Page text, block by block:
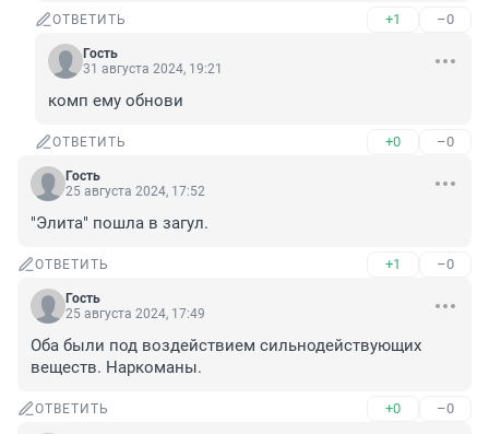
ОТВЕТИТЬ +1 –0
Гость
31 августа 2024, 19:21
комп ему обнови
ОТВЕТИТЬ +0 –0
Гость
25 августа 2024, 17:52
"Элита" пошла в загул.
ОТВЕТИТЬ +1 –0
Гость
25 августа 2024, 17:49
Оба были под воздействием сильнодействующих
веществ. Наркоманы.
ОТВЕТИТЬ +0 –0